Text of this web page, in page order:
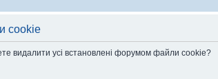
cookie
видалити усі встановлені форумом файли cookie?